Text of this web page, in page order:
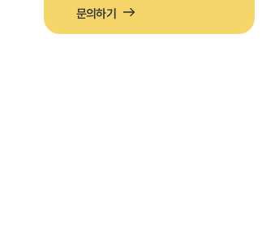
문의하기